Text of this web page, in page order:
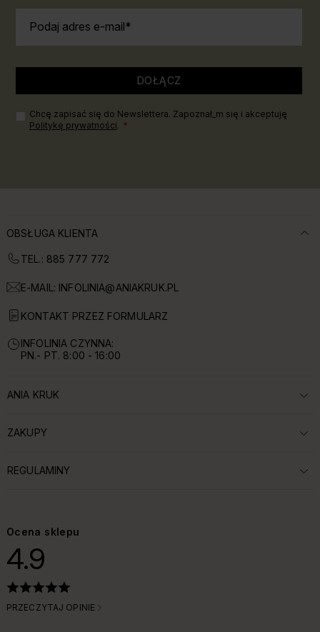
Podaj adres e-mail
DOŁĄCZ
Chcę zapisać się do Newslettera. Zapoznał_m się i akceptuję
Politykę prywatności.
OBSŁUGA KLIENTA
TEL.: 885 777 772
E-MAIL: INFOLINIA@ANIAKRUK.PL
KONTAKT PRZEZ FORMULARZ
INFOLINIA CZYNNA:
PN.- PT. 8:00 - 16:00
ROZWIŃ SEKCJĘ:
ANIA KRUK
ROZWIŃ SEKCJĘ:
ZAKUPY
ROZWIŃ SEKCJĘ:
REGULAMINY
Ocena sklepu
4.9
PRZECZYTAJ OPINIE